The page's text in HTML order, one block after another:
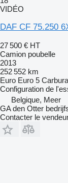
VIDÉO
DAF CF 75.250
27 500 € HT
Camion poubelle
2013
252 552 km
Euro Euro 5
Configuration de
Belgique, Meer
GA den Otter
Contacter le